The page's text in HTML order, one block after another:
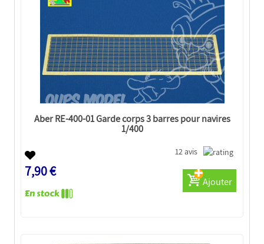
Aber RE-400-01 Garde corps 3 barres pour navires
1/400
12 avis
7,90 €
Ajouter